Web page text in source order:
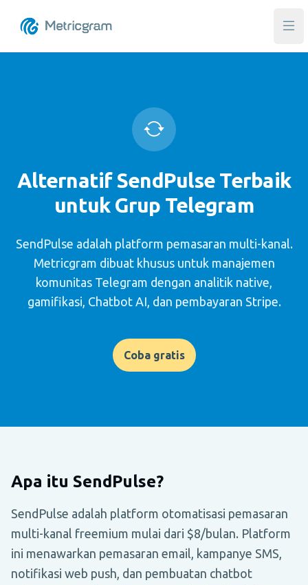
Alternatif SendPulse Terbaik
untuk Grup Telegram
SendPulse adalah platform pemasaran multi-kanal.
Metricgram dibuat khusus untuk manajemen
komunitas Telegram dengan analitik native,
gamifikasi, Chatbot AI, dan pembayaran Stripe.
Coba gratis
Apa itu SendPulse?
SendPulse adalah platform otomatisasi pemasaran
multi-kanal freemium mulai dari $8/bulan. Platform
ini menawarkan pemasaran email, kampanye SMS,
notifikasi web push, dan pembuatan chatbot